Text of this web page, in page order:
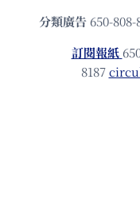
分類廣告 650-808-
訂閱報紙
8187